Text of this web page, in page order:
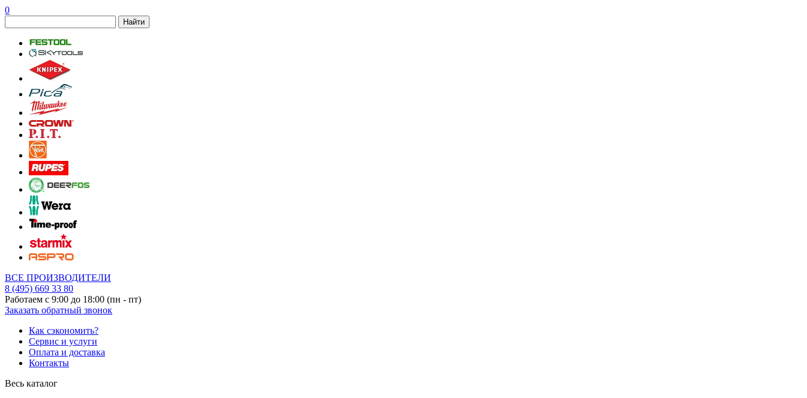
0
Найти
ВСЕ ПРОИЗВОДИТЕЛИ
8 (495) 669 33 80
Работаем с 9:00 до 18:00 (пн - пт)
Заказать обратный звонок
Как сэкономить?
Сервис и услуги
Оплата и доставка
Контакты
Весь каталог